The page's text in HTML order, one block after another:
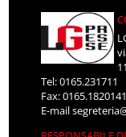
Tel: 0165.231711
Fax: 0165.1820141
E-mail